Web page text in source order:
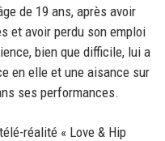
de 19 ans, après avoir
et avoir perdu son emploi
bien que difficile, lui a
en elle et une aisance sur
ses performances.
réalité « Love & Hip